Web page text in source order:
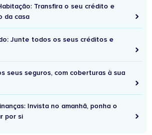
Transfira o seu crédito e
da casa
Junte todos os seus créditos e
seus seguros, com coberturas à sua
Invista no amanhã, ponha o
por si